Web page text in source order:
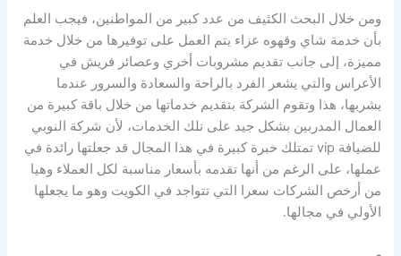
ومن خلال البحث الكثيف من عدد كبير من المواطنين، فيجب العلم
بأن خدمة شاي وقهوه عزاء يتم العمل على توفيرها من خلال خدمة
مميزة، إلى جانب تقديم مشروبات أخري وعصائر فريش في
الأعراس والتي يشعر الفرد بالراحة والسعادة والسرور عندما
يشربها، هذا وتقوم الشركة بتقديم خدماتها من خلال باقة كبيرة من
العمال المدربين بشكل جيد على تلك الخدمات، لأن شركة النوبي
للضيافة vip تمتلك خبرة كبيرة في هذا المجال قد جعلتها رائدة في
عملها، على الرغم من أنها تقدمه بأسعار مناسبة لكل العملاء وهيا
من أرخص الشركات سعرا التي تتواجد في الكويت وهو ما يجعلها
الأولي في مجالها.